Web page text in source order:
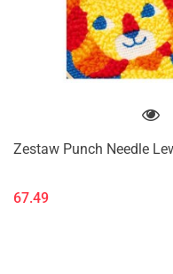
Zestaw Punch Needle
67.49